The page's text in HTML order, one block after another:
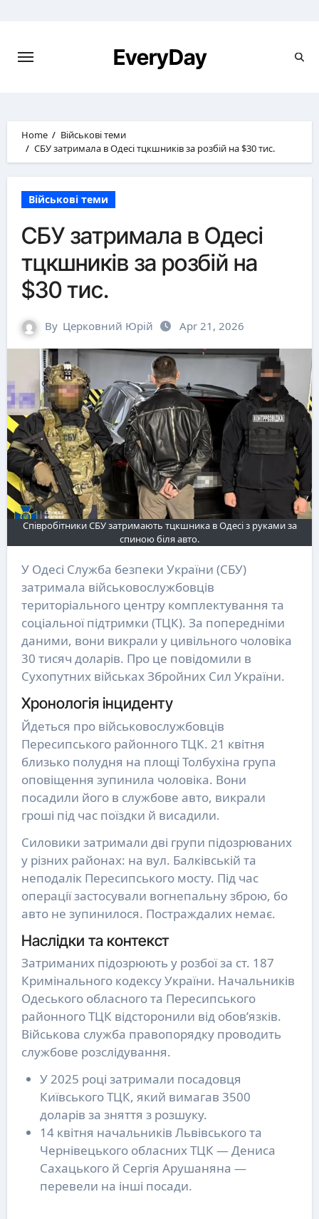
EveryDay
Home
Військові теми
СБУ затримала в Одесі тцкшників за розбій на $30 тис.
Військові теми
СБУ затримала в Одесі
тцкшників за розбій на
$30 тис.
By Церковний Юрій Apr 21, 2026
Співробітники СБУ затримають тцкшника в Одесі з руками за
спиною біля авто.
У Одесі Служба безпеки України (СБУ)
затримала військовослужбовців
територіального центру комплектування та
соціальної підтримки (ТЦК). За попередніми
даними, вони викрали у цивільного чоловіка
30 тисяч доларів. Про це повідомили в
Сухопутних військах Збройних Сил України.
Хронологія інциденту
Йдеться про військовослужбовців
Пересипського районного ТЦК. 21 квітня
близько полудня на площі Толбухіна група
оповіщення зупинила чоловіка. Вони
посадили його в службове авто, викрали
гроші під час поїздки й висадили.
Силовики затримали дві групи підозрюваних
у різних районах: на вул. Балківській та
неподалік Пересипського мосту. Під час
операції застосували вогнепальну зброю, бо
авто не зупинилося. Постраждалих немає.
Наслідки та контекст
Затриманих підозрюють у розбої за ст. 187
Кримінального кодексу України. Начальників
Одеського обласного та Пересипського
районного ТЦК відсторонили від обов’язків.
Військова служба правопорядку проводить
службове розслідування.
У 2025 році затримали посадовця
Київського ТЦК, який вимагав 3500
доларів за зняття з розшуку.
14 квітня начальників Львівського та
Чернівецького обласних ТЦК — Дениса
Сахацького й Сергія Арушаняна —
перевели на інші посади.